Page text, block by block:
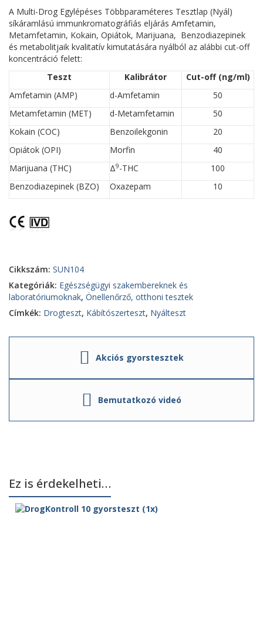
A Multi-Drog Egylépéses Többparaméteres Tesztlap (Nyál)
síkáramlású immunkromatográfiás eljárás Amfetamin,
Metamfetamin, Kokain, Opiátok, Marijuana, Benzodiazepinek
és metabolitjaik kvalitatív kimutatására nyálból az alábbi cut-off
koncentráció felett:
Teszt
Kalibrátor
Cut-off (ng/ml)
Amfetamin (AMP)
d-Amfetamin
50
Metamfetamin (MET)
d-Metamfetamin
50
Kokain (COC)
Benzoilekgonin
20
Opiátok (OPI)
Morfin
40
Marijuana (THC)
Δ9-THC
100
Benzodiazepinek (BZO)
Oxazepam 10
Cikkszám: SUN104
Kategóriák: Egészségügyi szakembereknek és
laboratóriumoknak, Önellenőrző, otthoni tesztek
Címkék: Drogteszt, Kábítószerteszt, Nyálteszt
Akciós gyorstesztek
Bemutatkozó videó
Ez is érdekelheti…